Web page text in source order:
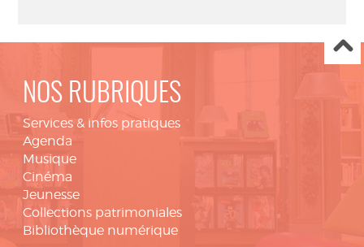
NOS RUBRIQUES
Services & infos pratiques
Agenda
Musique
Cinéma
Jeunesse
Collections patrimoniales
Bibliothèque numérique